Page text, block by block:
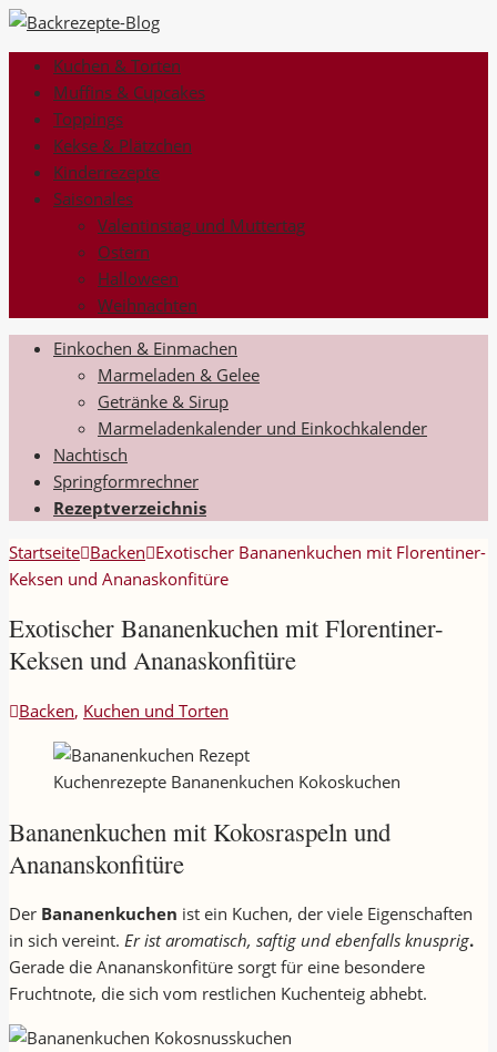
Kuchen & Torten
Muffins & Cupcakes
Toppings
Kekse & Plätzchen
Kinderrezepte
Saisonales
Valentinstag und Muttertag
Ostern
Halloween
Weihnachten
Einkochen & Einmachen
Marmeladen & Gelee
Getränke & Sirup
Marmeladenkalender und Einkochkalender
Nachtisch
Springformrechner
Rezeptverzeichnis
Startseite Backen Exotischer Bananenkuchen mit Florentiner-
Keksen und Ananaskonfitüre
Exotischer Bananenkuchen mit Florentiner-
Keksen und Ananaskonfitüre
Backen, Kuchen und Torten
Kuchenrezepte Bananenkuchen Kokoskuchen
Bananenkuchen mit Kokosraspeln und
Anananskonfitüre
Der Bananenkuchen ist ein Kuchen, der viele Eigenschaften
in sich vereint. Er ist aromatisch, saftig und ebenfalls knusprig.
Gerade die Anananskonfitüre sorgt für eine besondere
Fruchtnote, die sich vom restlichen Kuchenteig abhebt.